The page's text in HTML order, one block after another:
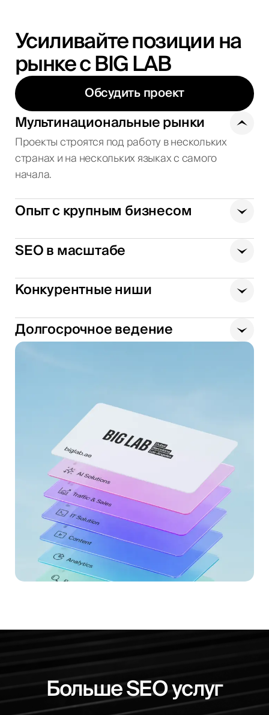
Усиливайте позиции на
рынке с BIG LAB
Обсудить проект
Мультинациональные рынки
Проекты строятся под работу в нескольких
странах и на нескольких языках с самого
начала.
Опыт с крупным бизнесом
SEO в масштабе
Конкурентные ниши
Долгосрочное ведение
Больше SEO услуг